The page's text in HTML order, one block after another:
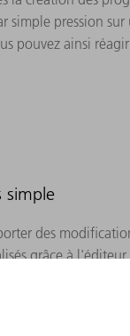
simple pression
pouvez ainsi
simple
des
grâce à
les optiques de